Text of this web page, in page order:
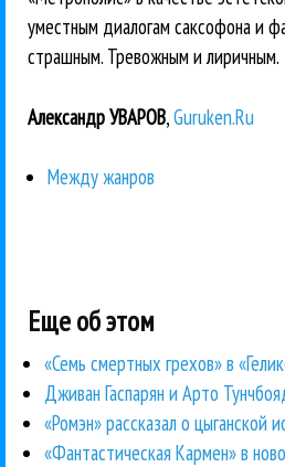
уместным диалогам саксофона и
страшным. Тревожным и лиричным.
Александр УВАРОВ,Guruken.Ru
Между жанров
Еще об этом
«Семь смертных грехов» в
Дживан Гаспарян и Арто
«Ромэн» рассказал о цыганской
«Фантастическая Кармен» в